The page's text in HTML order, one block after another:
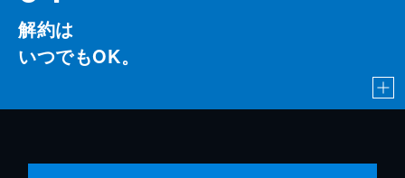
解約は
いつでもOK。